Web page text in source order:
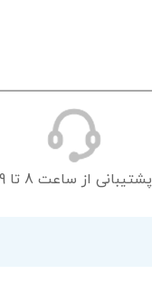
پشتیبانی از ساعت 8 تا 19